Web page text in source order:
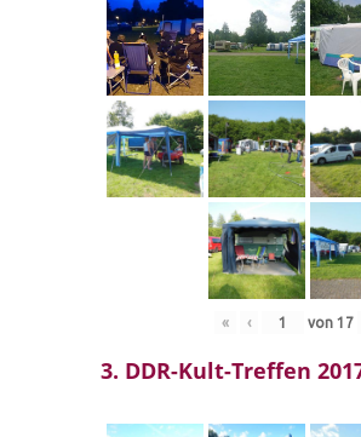
« ‹ von 17
3. DDR-Kult-Treffen